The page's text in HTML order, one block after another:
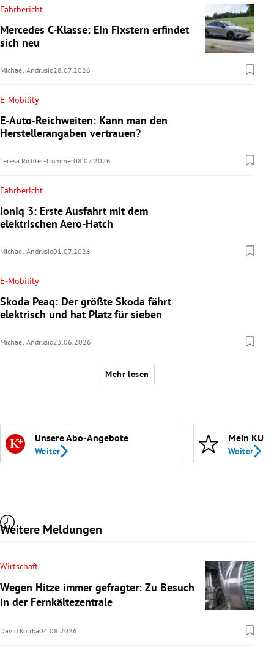
Fahrbericht
Mercedes C-Klasse: Ein Fixstern erfindet
sich neu
Michael Andrusio28.07.2026
E-Mobility
E-Auto-Reichweiten: Kann man den
Herstellerangaben vertrauen?
Teresa Richter-Trummer08.07.2026
Fahrbericht
Ioniq 3: Erste Ausfahrt mit dem
elektrischen Aero-Hatch
Michael Andrusio01.07.2026
E-Mobility
Skoda Peaq: Der größte Skoda fährt
elektrisch und hat Platz für sieben
Michael Andrusio23.06.2026
Mehr lesen
Unsere Abo-Angebote
Weiter
Mein
Weiter
Weitere Meldungen
Wirtschaft
Wegen Hitze immer gefragter: Zu Besuch
in der Fernkältezentrale
David Kotrba04.08.2026